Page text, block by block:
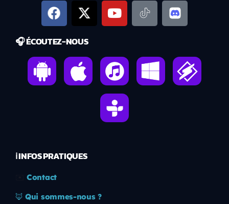
🎧 ÉCOUTEZ-NOUS
ℹ️ INFOS PRATIQUES
Contact
🦊 Qui sommes-nous ?